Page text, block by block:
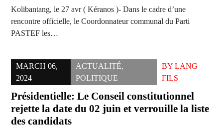
Kolibantang, le 27 avr ( Kéranos )- Dans le cadre d’une
rencontre officielle, le Coordonnateur communal du Parti
PASTEF les…
MARCH 06,
2024
ACTUALITÉ,
POLITIQUE
BYLANG
FILS
Présidentielle: Le Conseil constitutionnel
rejette la date du 02 juin et verrouille la liste
des candidats